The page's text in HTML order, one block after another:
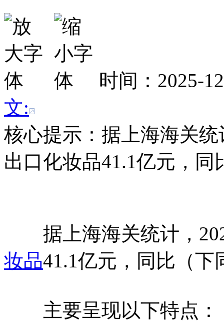
时间：2025-
文:
核心提示：据上海海关
出口化妆品41.1亿元，同
据上海海关统计，
妆品41.1亿元，同比（下
主要呈现以下特点：